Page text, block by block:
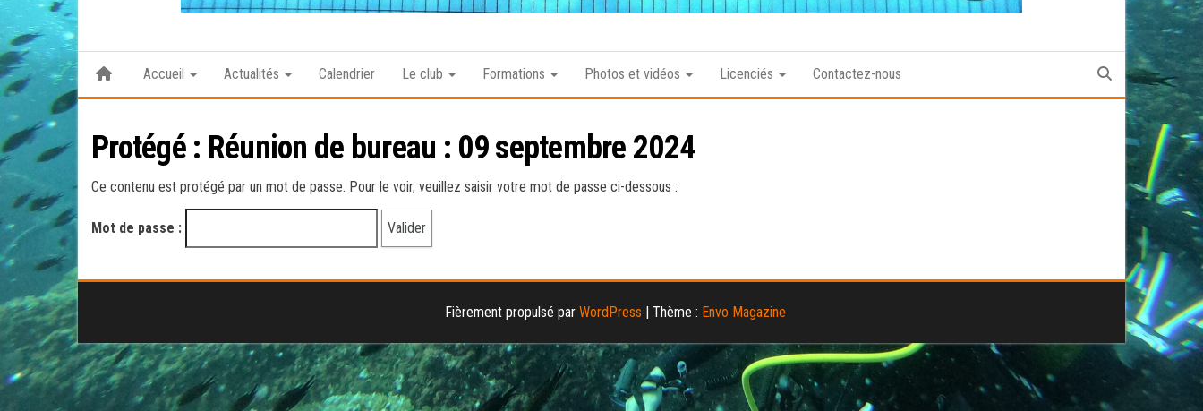
Roannais
de
Accueil Actualités Calendrier Le club Formations Photos et vidéos Licenciés Contactez-nous
Protégé : Réunion de bureau : 09 septembre 2024
Ce contenu est protégé par un mot de passe. Pour le voir, veuillez saisir votre mot de passe ci-dessous :
Mot de passe :
Fièrement propulsé par WordPress | Thème : Envo Magazine